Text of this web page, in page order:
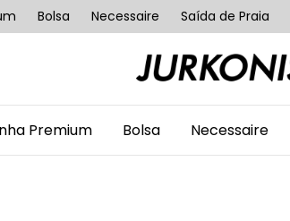
Bolsa Necessaire Saída de Praia
Premium Bolsa Necessaire